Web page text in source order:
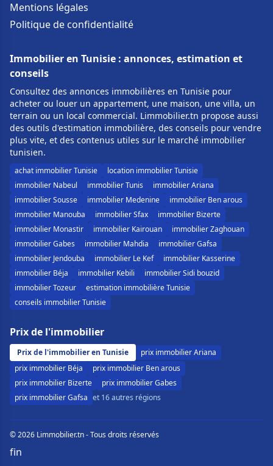
Mentions légales
Politique de confidentialité
Immobilier en Tunisie : annonces, estimation et
conseils
Consultez des annonces immobilières en Tunisie pour
acheter ou louer un appartement, une maison, une villa, un
terrain ou un local commercial. Limmobilier.tn propose aussi
des outils d'estimation immobilière, des conseils pour vendre
plus vite, et des contenus utiles sur le marché immobilier
tunisien.
achat immobilier Tunisie
location immobilier Tunisie
immobilier Nabeul
immobilier Tunis
immobilier Ariana
immobilier Sousse
immobilier Medenine
immobilier Ben arous
immobilier Manouba
immobilier Sfax
immobilier Bizerte
immobilier Monastir
immobilier Kairouan
immobilier Zaghouan
immobilier Gabes
immobilier Mahdia
immobilier Gafsa
immobilier Jendouba
immobilier Le Kef
immobilier Kasserine
immobilier Béja
immobilier Kebili
immobilier Sidi bouzid
immobilier Tozeur
estimation immobilière Tunisie
conseils immobilier Tunisie
Prix de l'immobilier
Prix de l'immobilier en Tunisie
prix immobilier Ariana
prix immobilier Béja
prix immobilier Ben arous
prix immobilier Bizerte
prix immobilier Gabes
prix immobilier Gafsa et 16 autres régions
© 2026 Limmobilier.tn - Tous droits réservés
fin